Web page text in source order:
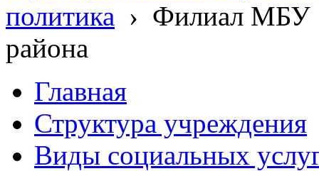
политика › Филиал МБУ
района
Главная
Структура учреждения
Виды социальных